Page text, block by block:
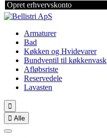
Opret erhvervskonto
Armaturer
Bad
Køkken og Hvidevarer
Bundventil til køkkenvask
Afløbsriste
Reservedele
Lavasten

 Alle